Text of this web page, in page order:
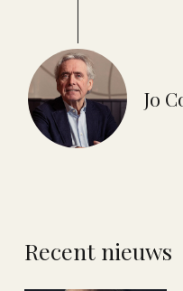
Jo
Recent nieuws